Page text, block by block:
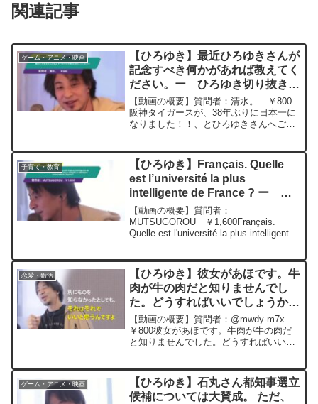
関連記事
ゲーム・アニメ・映画
【ひろゆき】最近ひろゆきさんが
記念すべき何かがあれば教えてく
ださい。ー ひろゆき切り抜き
20231105
【動画の概要】質問者：清水。 ￥800
阪神タイガースが、38年ぶりに日本一に
なりました！！、とひろゆきさんへご報
が、最近ひろゆきさんが記念すべき何か
があれば教えてくださ...
子育て・教育
【ひろゆき】Français. Quelle
est l’université la plus
intelligente de France ? ー ひ
ろゆき切り抜き 20230919
【動画の概要】質問者：
MUTSUGOROU ￥1,600Français.
Quelle est l'université la plus intelligente
恋愛・婚活
【ひろゆき】彼女があほです。牛
肉が牛の肉だと知りませんでし
た。どうすればいいでしょうか？
ー ひろゆき切り抜き
20260126
【動画の概要】質問者：@mwdy-m7x
￥800彼女があほです。牛肉が牛の肉だ
と知りませんでした。どうすればいいで
寄せられた質問について、一問一答形式
にしてみました...
ゲーム・アニメ・映画
【ひろゆき】石丸さん都知事選立
候補については大賛成。 ただ、